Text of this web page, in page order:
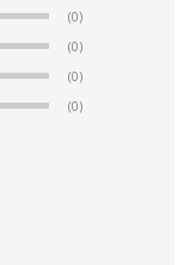
(0)
(0)
(0)
(0)